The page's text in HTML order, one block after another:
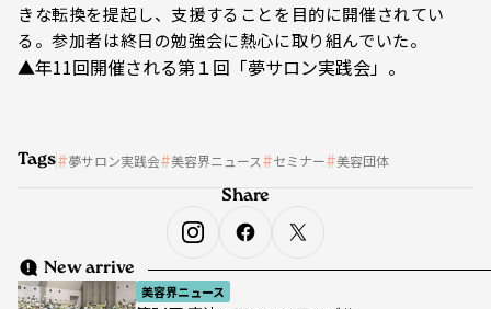
きな転換を提起し、支援することを目的に開催されてい
る。参加者は終日の勉強会に熱心に取り組んでいた。
▲年11回開催される第１回「夢サロン実践会」。
Tags 夢サロン実践会 美容界ニュース セミナー 美容団体
New arrive
美容界ニュース
Share